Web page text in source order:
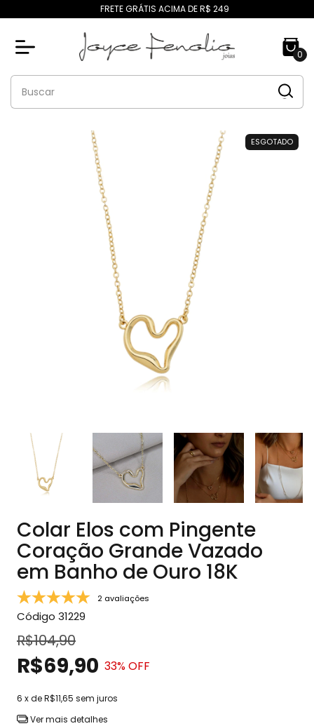
FRETE GRÁTIS ACIMA DE R$ 249
0
ESGOTADO
Colar Elos com Pingente
Coração Grande Vazado
em Banho de Ouro 18K
2 avaliações
Código 31229
R$104,90
R$69,90 33% OFF
6 x deR$11,65 sem juros
Ver mais detalhes